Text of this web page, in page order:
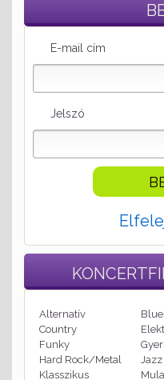
E-mail cím
Jelszó
Alternatív
Country
Funky
Hard Rock/Metal
Jazz
Klasszikus